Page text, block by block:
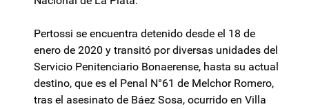
Pertossi se encuentra detenido desde el 18 de
enero de 2020 y transitó por diversas unidades del
Servicio Penitenciario Bonaerense, hasta su actual
destino, que es el Penal N°61 de Melchor Romero,
tras el asesinato de Báez Sosa, ocurrido en Villa